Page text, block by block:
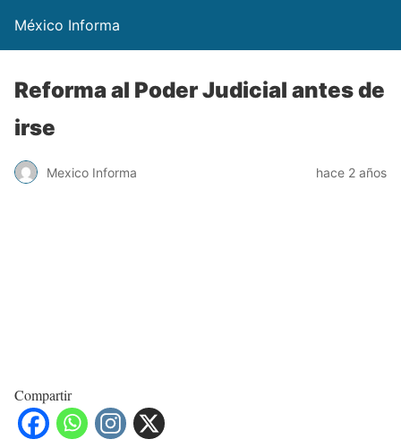
México Informa
Reforma al Poder Judicial antes de
irse
Mexico Informa hace 2 años
Compartir